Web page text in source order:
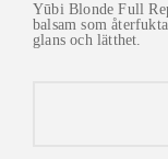
Yūbi Blonde Full
balsam som
glans och lätthet.